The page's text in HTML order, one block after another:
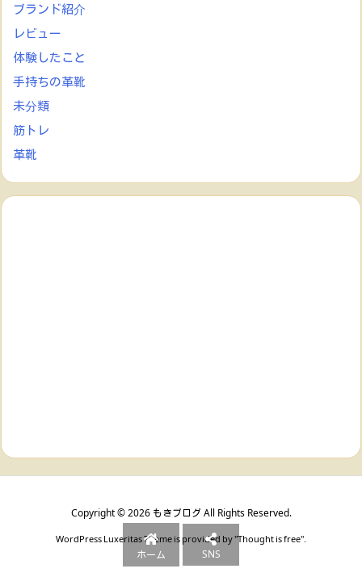
ブランド紹介
レビュー
体験したこと
手持ちの革靴
未分類
筋トレ
革靴
Copyright ©2026 もきブログAll Rights Reserved.
WordPress Luxeritas Theme is provided by "Thought is free".
ホーム SNS